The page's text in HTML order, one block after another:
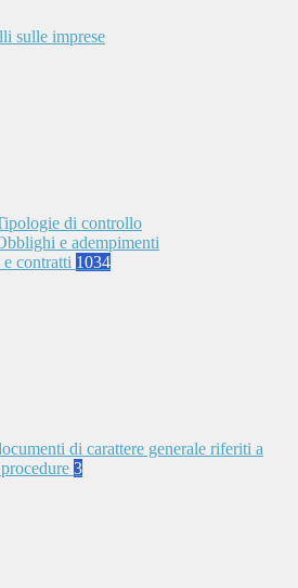
sulle imprese
di controllo
e adempimenti
contratti 1034
di carattere generale riferiti a
3